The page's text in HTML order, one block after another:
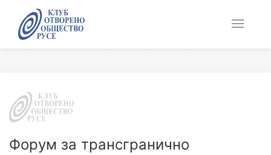
Форум за трансгранично